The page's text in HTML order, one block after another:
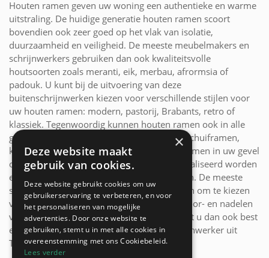
Houten ramen geven uw woning een authentieke en warme
uitstraling. De huidige generatie houten ramen scoort
bovendien ook zeer goed op het vlak van isolatie,
duurzaamheid en veiligheid. De meeste meubelmakers en
schrijnwerkers gebruiken dan ook kwaliteitsvolle
houtsoorten zoals meranti, eik, merbau, afrormsia of
padouk. U kunt bij de uitvoering van deze
buitenschrijnwerken kiezen voor verschillende stijlen voor
uw houten ramen: modern, pastorij, Brabants, retro of
klassiek. Tegenwoordig kunnen houten ramen ook in alle
gewenste vormen gemaakt worden. Grote schuiframen,
kiepramen, ovale zolderramen of doorkijkramen in uw gevel
of zelfs binnenmuur, alles kan op maat gerealiseerd worden
en geïntegreerd worden in uw schrijnwerken. De meeste
schrijnwerkers bieden ook de mogelijkheden om te kiezen
voor PVC ramen of aluminium ramen. De voor- en nadelen
van een keuze voor houten ramen bespreekt u dan ook best
even vooraf met een meubelmaker of schrijnwerker uit
Tienen!
×
Deze website maakt
gebruik van cookies.
Deze website gebruikt cookies om uw
gebruikerservaring te verbeteren, en voor
het personaliseren van mogelijke
advertenties. Door onze website te
gebruiken, stemt u in met alle cookies in
overeenstemming met ons Cookiebeleid.
Lees verder